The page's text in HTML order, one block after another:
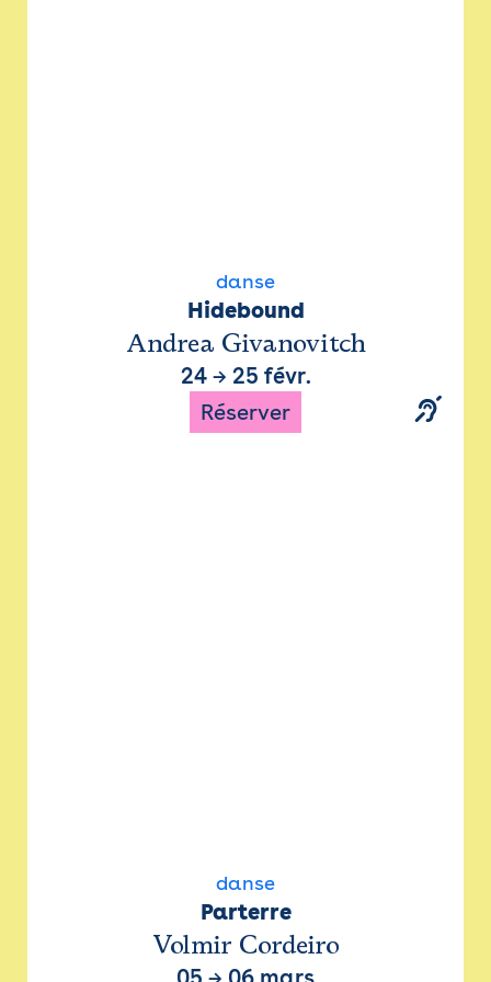
danse
Hidebound
Andrea Givanovitch
24→ 25 févr.
Réserver
danse
Parterre
Volmir Cordeiro